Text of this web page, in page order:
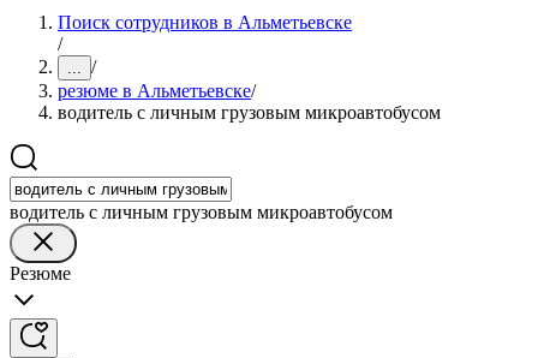
Поиск сотрудников в Альметьевске
/
... /
резюме в Альметьевске/
водитель с личным грузовым микроавтобусом
водитель с личным грузовым микроавтобусом
Резюме